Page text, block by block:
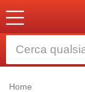
Home